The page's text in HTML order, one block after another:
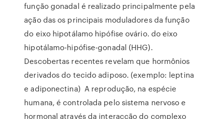
função gonadal é realizado principalmente pela
ação das os principais moduladores da função
do eixo hipotálamo hipófise ovário. do eixo
hipotálamo-hipófise-gonadal (HHG).
Descobertas recentes revelam que hormônios
derivados do tecido adiposo. (exemplo: leptina
e adiponectina) A reprodução, na espécie
humana, é controlada pelo sistema nervoso e
hormonal através da interacção do complexo